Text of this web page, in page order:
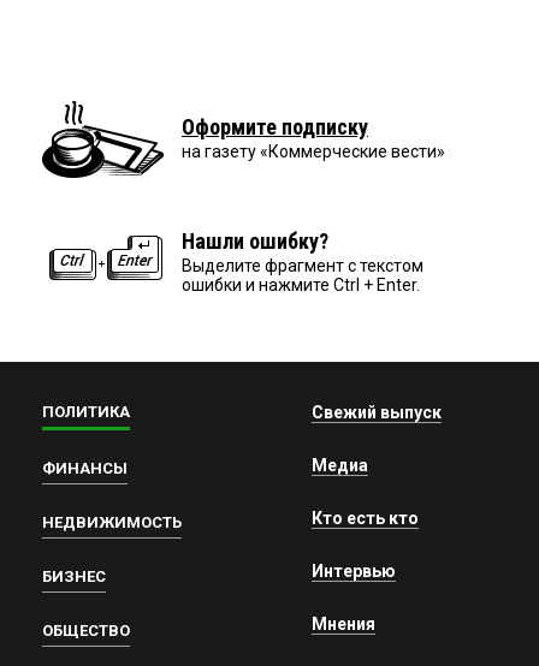
Оформите подписку
на газету «Коммерческие вести»
Нашли ошибку?
Выделите фрагмент с текстом
ошибки и нажмите Ctrl + Enter.
ПОЛИТИКА
ФИНАНСЫ
НЕДВИЖИМОСТЬ
БИЗНЕС
ОБЩЕСТВО
Свежий выпуск
Медиа
Кто есть кто
Интервью
Мнения